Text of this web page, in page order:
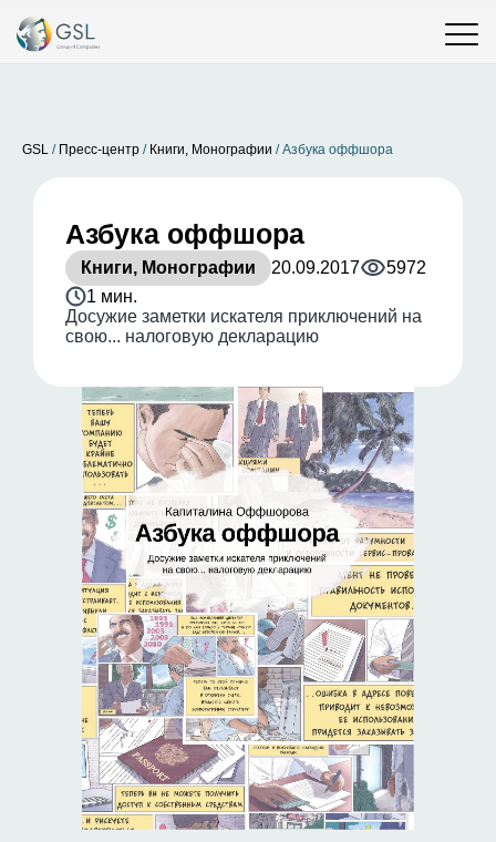
GSL / Пресс-центр / Книги, Монографии /Азбука оффшора
Азбука оффшора
Книги, Монографии 20.09.2017
5972
1 мин.
Досужие заметки искателя приключений на
свою... налоговую декларацию